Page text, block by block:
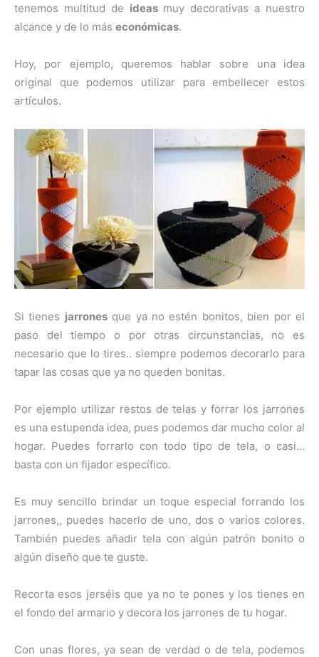
tenemos multitud de ideasmuy decorativas a nuestro
alcance y de lo más económicas.
Hoy, por ejemplo, queremos hablar sobre una idea
original que podemos utilizar para embellecer estos
artículos.
Si tienes jarronesque ya no estén bonitos, bien por el
paso del tiempo o por otras circunstancias, no es
necesario que lo tires.. siempre podemos decorarlo para
tapar las cosas que ya no queden bonitas.
Por ejemplo utilizar restos de telas y forrar los jarrones
es una estupenda idea, pues podemos dar mucho color al
hogar. Puedes forrarlo con todo tipo de tela, o casi…
basta con un fijador específico.
Es muy sencillo brindar un toque especial forrando los
jarrones,, puedes hacerlo de uno, dos o varios colores.
También puedes añadir tela con algún patrón bonito o
algún diseño que te guste.
Recorta esos jerséis que ya no te pones y los tienes en
el fondo del armario y decora los jarrones de tu hogar.
Con unas flores, ya sean de verdad o de tela, podemos